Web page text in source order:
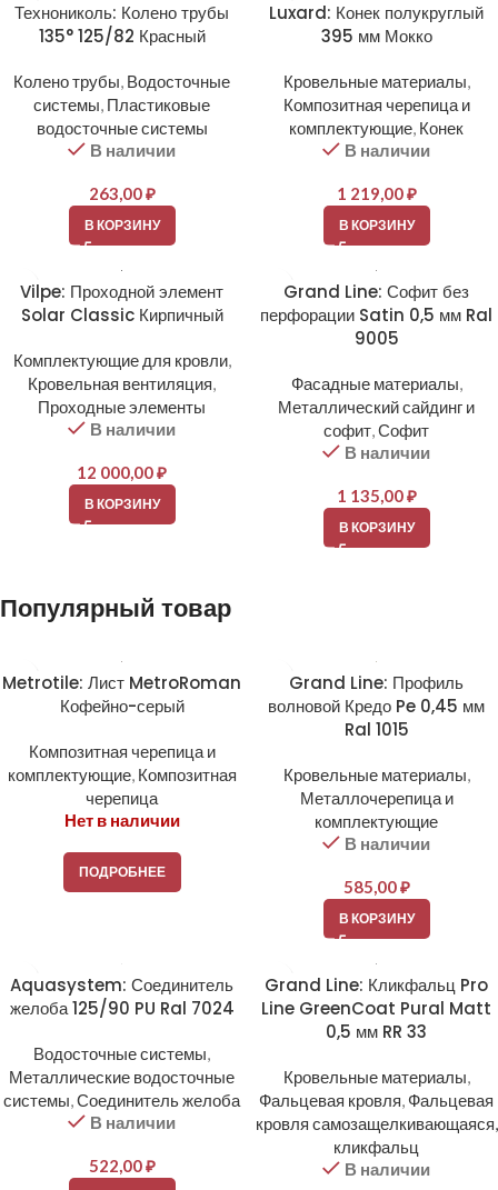
Технониколь: Колено трубы
135° 125/82 Красный
Колено трубы, Водосточные
системы, Пластиковые
водосточные системы
В наличии
263,00₽
В КОРЗИНУ
Luxard: Конек полукруглый
395 мм Мокко
Кровельные материалы,
Композитная черепица и
комплектующие, Конек
В наличии
1 219,00₽
В КОРЗИНУ
Vilpe: Проходной элемент
Solar Classic Кирпичный
Комплектующие для кровли,
Кровельная вентиляция,
Проходные элементы
В наличии
12 000,00₽
В КОРЗИНУ
Grand Line: Софит без
перфорации Satin 0,5 мм Ral
9005
Фасадные материалы,
Металлический сайдинг и
софит,Софит
В наличии
1 135,00₽
В КОРЗИНУ
Популярный товар
Metrotile: Лист MetroRoman
Кофейно-серый
Композитная черепица и
комплектующие, Композитная
черепица
Нет в наличии
ПОДРОБНЕЕ
Grand Line: Профиль
волновой Кредо Pe 0,45 мм
Ral 1015
Кровельные материалы,
Металлочерепица и
комплектующие
В наличии
585,00₽
В КОРЗИНУ
Aquasystem: Соединитель
желоба 125/90 PU Ral 7024
Водосточные системы,
Металлические водосточные
системы,Соединитель желоба
В наличии
522,00₽
Grand Line: Кликфальц Pro
Line GreenCoat Pural Matt
0,5 мм RR 33
Кровельные материалы,
Фальцевая кровля, Фальцевая
кровля самозащелкивающаяся,
кликфальц
В наличии